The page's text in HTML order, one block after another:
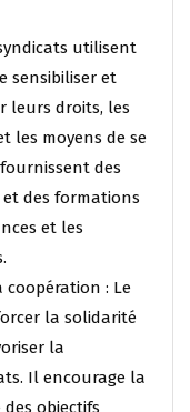
utilisent
sensibiliser et
leurs droits, les
les moyens de se
des
des formations
et les
: Le
la solidarité
la
Il encourage la
objectifs